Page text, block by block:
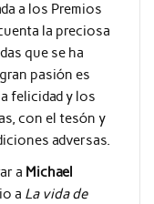
a los Premios
la preciosa
que se ha
pasión es
felicidad y los
con el tesón y
adversas.
a Michael
a La vida de